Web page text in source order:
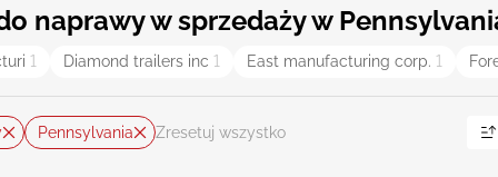
naprawy w sprzedaży w
1 Diamond trailers inc 1 East manufacturing corp. 1
Pennsylvania Zresetuj wszystko